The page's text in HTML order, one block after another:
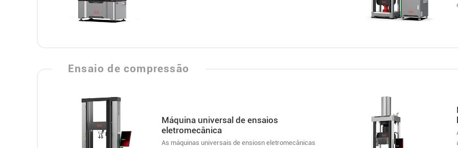
Ensaio de compressão
Máquina universal de ensaios
eletromecânica
As máquinas universais de ensiosn eletromecânicas